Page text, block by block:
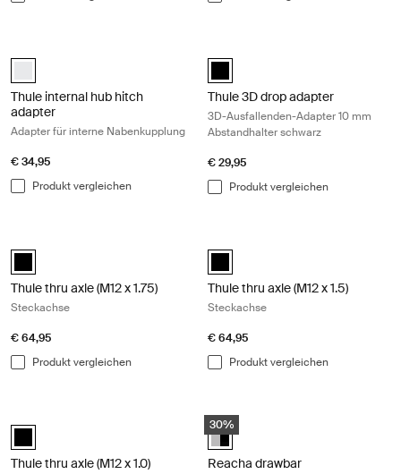
white_swatch (selected)
Thule internal hub hitch
adapter
Adapter für interne Nabenkupplung
€ 34,95
Produkt vergleichen
Thule 3D drop adapter - 10mm
Thule 3D drop adapter
3D-Ausfallenden-Adapter 10 mm
Abstandhalter schwarz
€ 29,95
Produkt vergleichen
black (selected)
Thule thru axle (M12 x 1.75)
Steckachse
€ 64,95
Produkt vergleichen
black (selected)
Thule thru axle (M12 x 1.5)
Steckachse
€ 64,95
Produkt vergleichen
Thule thru axle (M12 x 1.0) Steckachse Black
black (selected)
Thule thru axle (M12 x 1.0)
Reacha drawbar erweiterte
30%
Reacha drawbar Aluminum/
Reacha drawbar